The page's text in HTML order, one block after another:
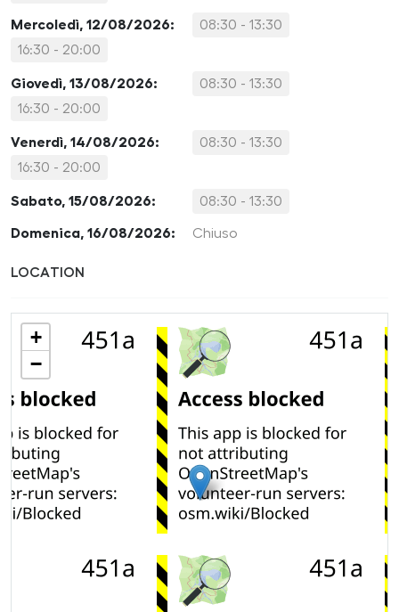
Mercoledì, 12/08/2026:
08:30 - 13:30
16:30 - 20:00
Giovedì, 13/08/2026:
08:30 - 13:30
16:30 - 20:00
Venerdì, 14/08/2026:
08:30 - 13:30
16:30 - 20:00
Sabato, 15/08/2026: 08:30 - 13:30
Domenica, 16/08/2026: Chiuso
LOCATION
+
−